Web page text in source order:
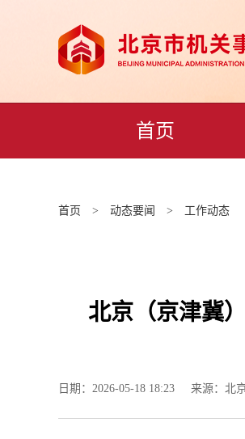
首页
首页 > 动态要闻 > 工作动态
北京（京津冀
日期：2026-05-18 18:23 来源：北